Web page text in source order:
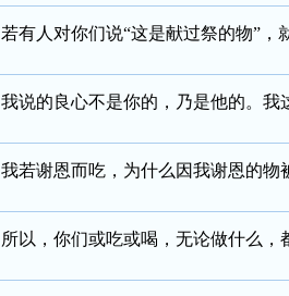
若有人对你们说“这是献过祭的物”
我说的良心不是你的，乃是他的。
我若谢恩而吃，为什么因我谢恩的物
所以，你们或吃或喝，无论做什么